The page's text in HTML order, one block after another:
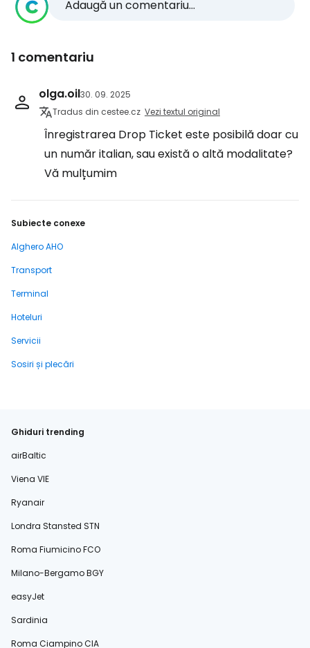
Adaugă un comentariu...
1 comentariu
olga.oil30. 09. 2025
Tradus din cestee.cz Vezi textul original
Înregistrarea Drop Ticket este posibilă doar cu
un număr italian, sau există o altă modalitate?
Vă mulțumim
Subiecte conexe
Alghero AHO
Transport
Terminal
Hoteluri
Servicii
Sosiri și plecări
Ghiduri trending
airBaltic
Viena VIE
Ryanair
Londra Stansted STN
Roma Fiumicino FCO
Milano-Bergamo BGY
easyJet
Sardinia
Roma Ciampino CIA